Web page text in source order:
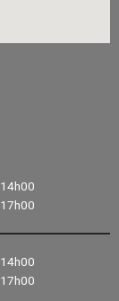
14h00
17h00
14h00
17h00